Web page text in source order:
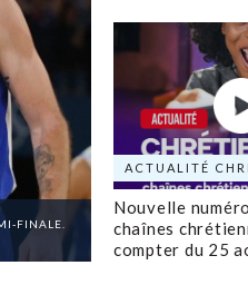
FINALE.
ACTUALITÉ
Nouvelle
chaînes
compter du 25